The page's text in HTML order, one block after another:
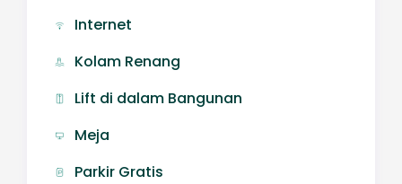
Internet
Kolam Renang
Lift di dalam Bangunan
Meja
Parkir Gratis